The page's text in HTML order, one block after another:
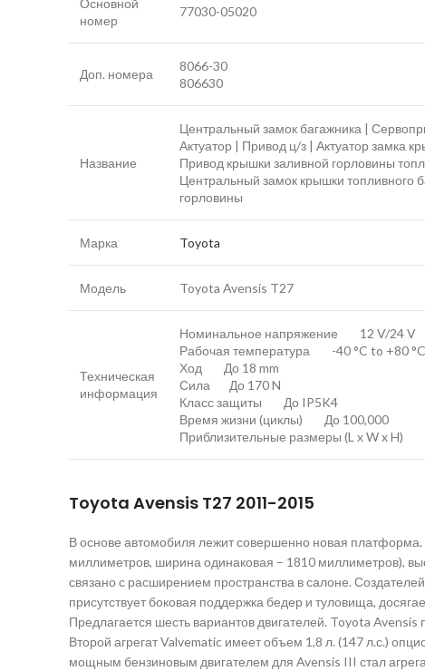
Основной
номер
77030-05020
Доп. номера
8066-30
806630
Название
Центральный замок багажника |
Актуатор | Привод ц/з | Актуатор замка
Привод крышки заливной горловины
Центральный замок крышки топливного
горловины
Марка Toyota
Модель Toyota Avensis T27
Техническая
информация
Номинальное напряжение 12 V/24 V
Рабочая температура -40 °C to +80 °C
Ход До 18 mm
Сила До 170 N
Класс защиты До IP5K4
Время жизни (циклы) До 100,000
Приблизительные размеры (L x W x H)
Toyota Avensis T27 2011-2015
В основе автомобиля лежит совершенно новая
миллиметров, ширина одинаковая – 1810 миллиметров),
связано с расширением пространства в салоне.
присутствует боковая поддержка бедер и туловища,
Предлагается шесть вариантов двигателей. Toyota
Второй агрегат Valvematic имеет объем 1,8 л. (147 л.с.)
мощным бензиновым двигателем для Avensis III стал